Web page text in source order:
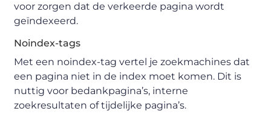
voor zorgen dat de verkeerde pagina wordt
geïndexeerd.
Noindex-tags
Met een noindex-tag vertel je zoekmachines dat
een pagina niet in de index moet komen. Dit is
nuttig voor bedankpagina’s, interne
zoekresultaten of tijdelijke pagina’s.